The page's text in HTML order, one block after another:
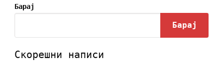
Барај
Барај
Скорешни написи